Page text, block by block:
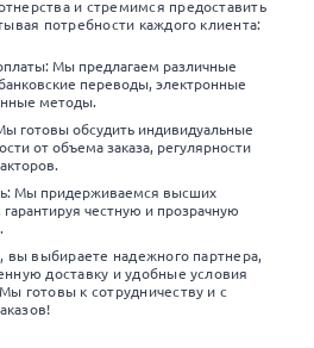
и стремимся предоставить
потребности каждого клиента:
Мы предлагаем различные
переводы, электронные
методы.
готовы обсудить индивидуальные
от объема заказа, регулярности
Мы придерживаемся высших
честную и прозрачную
вы выбираете надежного партнера,
доставку и удобные условия
готовы к сотрудничеству и с